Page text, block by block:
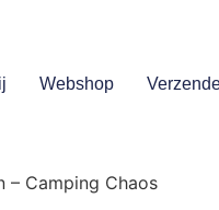
Webshop
– Camping Chaos